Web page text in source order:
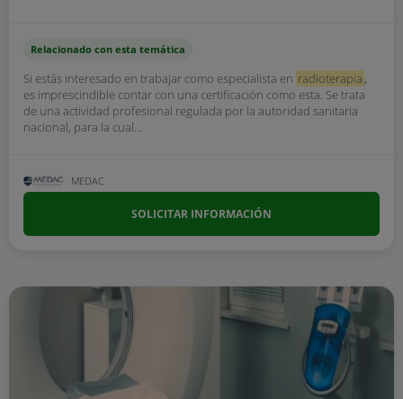
Relacionado con esta temática
Si estás interesado en trabajar como especialista en radioterapia ,
es imprescindible contar con una certificación como esta. Se trata
de una actividad profesional regulada por la autoridad sanitaria
nacional, para la cual...
MEDAC
SOLICITAR INFORMACIÓN